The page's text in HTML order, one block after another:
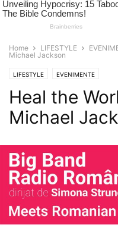
Home LIFESTYLE
Michael Jackson
LIFESTYLE EVENIMENTE
Heal the
Michael